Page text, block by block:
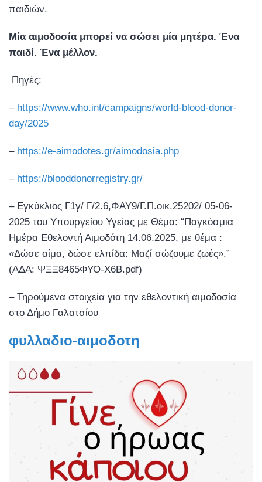
παιδιών.
Μία αιμοδοσία μπορεί να σώσει μία μητέρα. Ένα
παιδί. Ένα μέλλον.
Πηγές:
– https://www.who.int/campaigns/world-blood-donor-
day/2025
– https://e-aimodotes.gr/aimodosia.php
– https://blooddonorregistry.gr/
– Εγκύκλιος Γ1γ/ Γ/2.6,ΦΑΥ9/Γ.Π.οικ.25202/ 05-06-
2025 του Υπουργείου Υγείας με Θέμα: “Παγκόσμια
Ημέρα Εθελοντή Αιμοδότη 14.06.2025, με θέμα :
«Δώσε αίμα, δώσε ελπίδα: Mαζί σώζουμε ζωές».”
(ΑΔΑ: ΨΞΞ8465ΦΥΟ-Χ6Β.pdf)
– Τηρούμενα στοιχεία για την εθελοντική αιμοδοσία
στο Δήμο Γαλατσίου
φυλλαδιο-αιμοδοτη